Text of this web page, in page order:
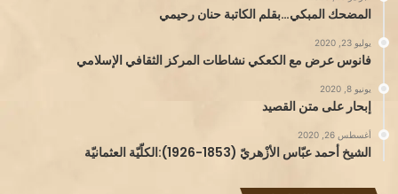
المضحك المبكي…بقلم الكاتبة حنان رحيمي
يوليو 23, 2020
فانوس عرض مع الكعكي نشاطات المركز الثقافي الإسلامي
يونيو 8, 2020
إبحار على متن القصيد
أغسطس 26, 2020
الشيخ أحمد عبّاس الأزْهريّ (1853-1926):الكلّيّة العثمانيّة